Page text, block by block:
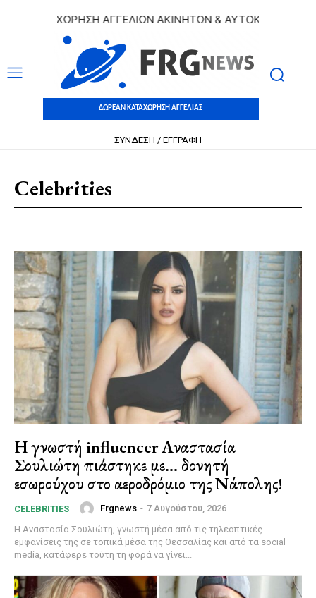
ΚΑΤΑΧΩΡΗΣΗ ΑΓΓΕΛΙΩΝ ΑΚΙΝΗΤΩΝ & ΑΥΤΟΚΙΝΗΤΩΝ |
ΔΩΡΕΑΝ ΚΑΤΑΧΩΡΗΣΗ ΑΓΓΕΛΙΑΣ
ΣΥΝΔΕΣΗ / ΕΓΓΡΑΦΗ
Celebrities
Η γνωστή influencer Αναστασία
Σουλιώτη πιάστηκε με… δονητή
εσωρούχου στο αεροδρόμιο της Νάπολης!
CELEBRITIES Frgnews - 7 Αυγούστου, 2026
Η Αναστασία Σουλιώτη, γνωστή μέσα από τις τηλεοπτικές
εμφανίσεις της σε τοπικά μέσα της Θεσσαλίας και από τα social
media, κατάφερε τούτη τη φορά να γίνει...